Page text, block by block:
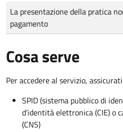
Tipo di pagamento
Importo
La presentazione della pratica
pagamento
Cosa serve
Per accedere al servizio,
SPID (sistema pubblico di
d’identità elettronica (CIE) o
(CNS)